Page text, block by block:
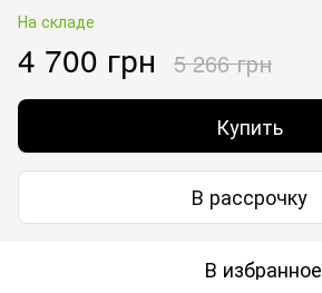
На складе
4 700 грн 5 266 грн
Купить
В рассрочку
В избранное